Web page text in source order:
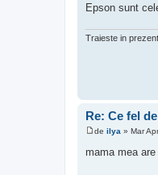
Epson sunt
Traieste in
Re: Ce fel
e
s
de ilya » Mar
mama mea